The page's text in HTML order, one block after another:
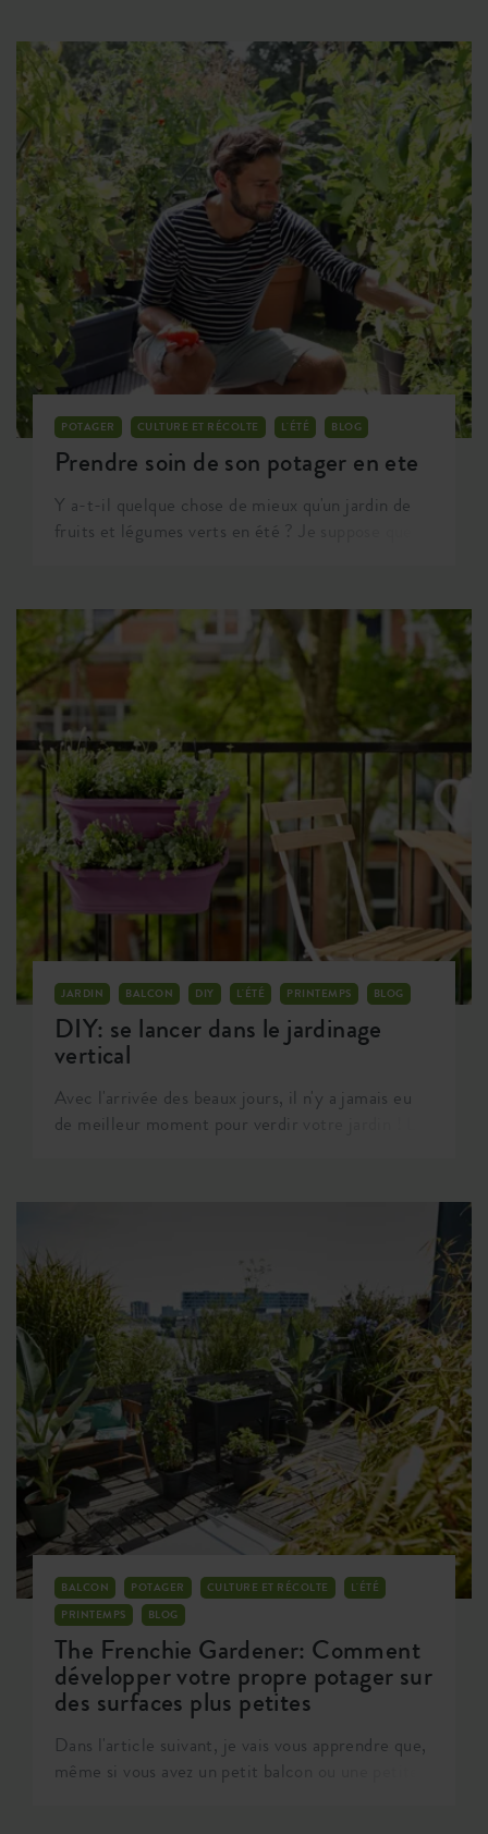
pour vos plantes d'intérieur. Dans ce blogue, je
vais vous donner des conseils pour garder vos
amis verts heureux et en bonne santé pendant
l'été.
POTAGER CULTURE ET RÉCOLTE L'ÉTÉ BLOG
Prendre soin de son potager en ete
Y a-t-il quelque chose de mieux qu'un jardin de
fruits et légumes verts en été ? Je suppose que
désolé d'être déprimant ! Vos plantes pourraient
souffrir des températures chaudes et elles ont
également besoin de beaucoup de nutriments
pour terminer leur première production. Vous
trouverez dans cet article tous mes conseils pour
vous assurer une culture réussite tout au long de
l'été !
JARDIN BALCON DIY L'ÉTÉ PRINTEMPS BLOG
DIY: se lancer dans le jardinage
vertical
Avec l'arrivée des beaux jours, il n'y a jamais eu
de meilleur moment pour verdir votre jardin ! Le
jardin vertical. Vous pouvez désormais utiliser
chaque précieux centimètre de votre jardin ou de
votre balcon pour accueillir encore plus de
plantes, quelle que soit la taille de votre espace.
Non seulement cela vous rendra heureux, mais
cela rendra aussi la nature heureuse.
BALCON POTAGER CULTURE ET RÉCOLTE
L'ÉTÉ
PRINTEMPS
BLOG
The Frenchie Gardener: Comment
développer votre propre potager sur
des surfaces plus petites
Dans l'article suivant, je vais vous apprendre que,
même si vous avez un petit balcon ou une petite